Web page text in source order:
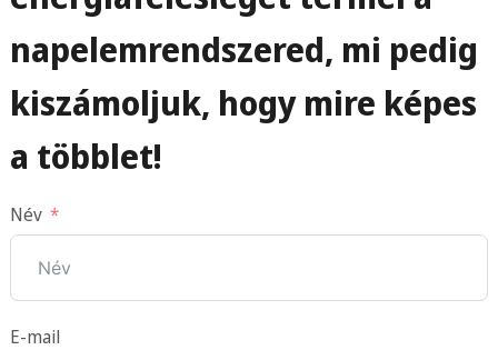
napelemrendszered, mi pedig
kiszámoljuk, hogy mire képes
a többlet!
Név
E-mail